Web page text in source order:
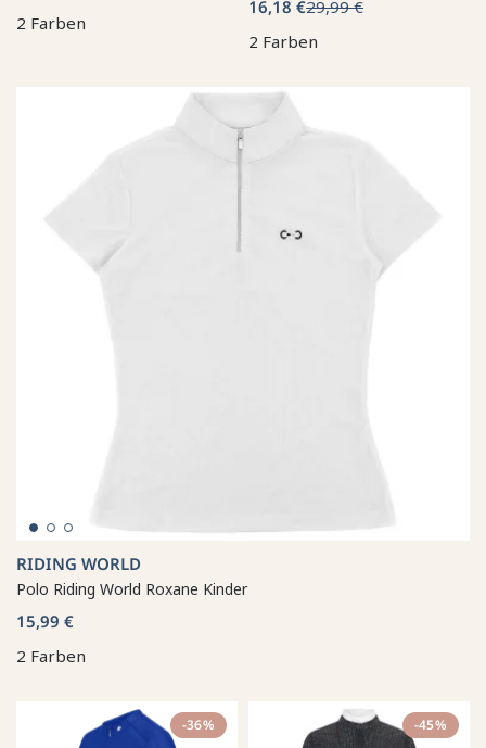
2 Farben
16,18 €29,99 €
2 Farben
RIDING WORLD
Polo Riding World Roxane Kinder
15,99 €
2 Farben
-36% -45%